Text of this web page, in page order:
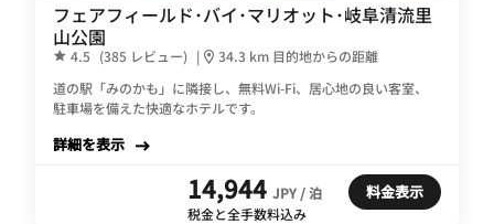
フェアフィールド･バイ･マリオット･岐阜清流里
山公園
4.5 (385 レビュー) |
34.3 km 目的地からの距離
道の駅「みのかも」に隣接し、無料Wi-Fi、居心地の良い客室、
駐車場を備えた快適なホテルです。
詳細を表示
14,944 JPY / 泊
税金と全手数料込み
料金表示